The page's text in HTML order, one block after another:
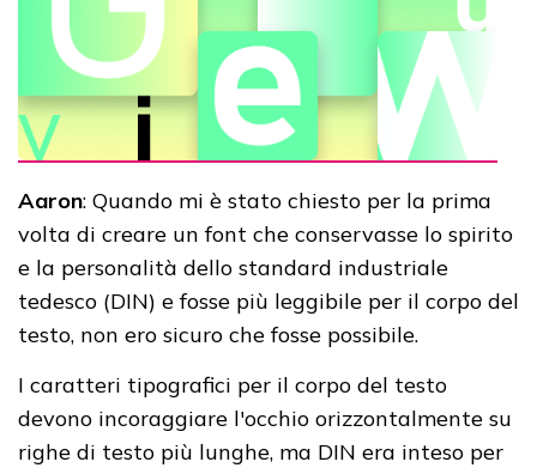
Aaron: Quando mi è stato chiesto per la prima
volta di creare un font che conservasse lo spirito
e la personalità dello standard industriale
tedesco (DIN) e fosse più leggibile per il corpo del
testo, non ero sicuro che fosse possibile.
I caratteri tipografici per il corpo del testo
devono incoraggiare l'occhio orizzontalmente su
righe di testo più lunghe, ma DIN era inteso per